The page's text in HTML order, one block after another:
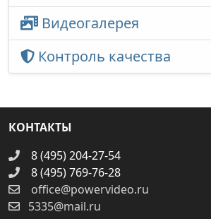
Видеогалерея
Контроль качества
КОНТАКТЫ
8 (495) 204-27-54
8 (495) 769-76-28
office@powervideo.ru
5335@mail.ru